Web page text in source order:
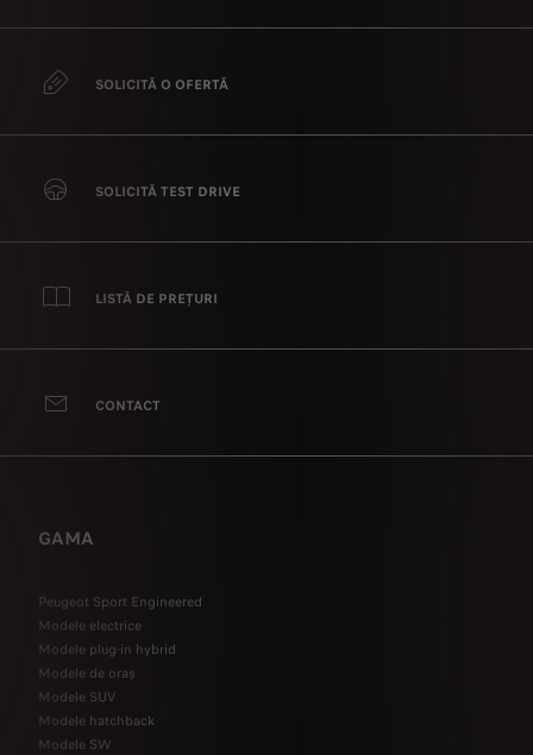
SOLICITĂ O OFERTĂ
SOLICITĂ TEST DRIVE
LISTĂ DE PREȚURI
CONTACT
GAMA
Peugeot Sport Engineered
Modele electrice
Modele plug-in hybrid
Modele de oraș
Modele SUV
Modele hatchback
Modele SW